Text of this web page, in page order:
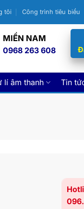
tôi Công trình tiêu biểu
MIỀN NAM
0968 263 608
lí âm thanh Tin